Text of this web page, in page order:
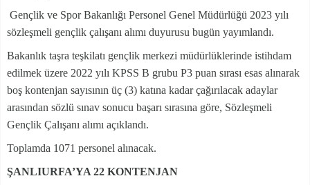
Gençlik ve Spor Bakanlığı Personel Genel Müdürlüğü 2023 yılı
sözleşmeli gençlik çalışanı alımı duyurusu bugün yayımlandı.
Bakanlık taşra teşkilatı gençlik merkezi müdürlüklerinde istihdam
edilmek üzere 2022 yılı KPSS B grubu P3 puan sırası esas alınarak
boş kontenjan sayısının üç (3) katına kadar çağırılacak adaylar
arasından sözlü sınav sonucu başarı sırasına göre, Sözleşmeli
Gençlik Çalışanı alımı açıklandı.
Toplamda 1071 personel alınacak.
ŞANLIURFA’YA 22 KONTENJAN